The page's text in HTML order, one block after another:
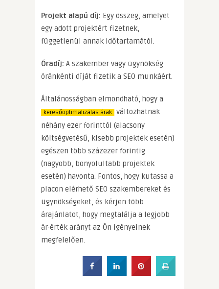
Projekt alapú díj: Egy összeg, amelyet
egy adott projektért fizetnek,
függetlenül annak időtartamától.
Óradíj: A szakember vagy ügynökség
óránkénti díját fizetik a SEO munkáért.
Általánosságban elmondható, hogy a
keresőoptimalizálás árak változhatnak
néhány ezer forinttól (alacsony
költségvetésű, kisebb projektek esetén)
egészen több százezer forintig
(nagyobb, bonyolultabb projektek
esetén) havonta. Fontos, hogy kutassa a
piacon elérhető SEO szakembereket és
ügynökségeket, és kérjen több
árajánlatot, hogy megtalálja a legjobb
ár-érték arányt az Ön igényeinek
megfelelően.